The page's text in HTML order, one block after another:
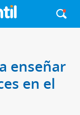
enseñar
en el